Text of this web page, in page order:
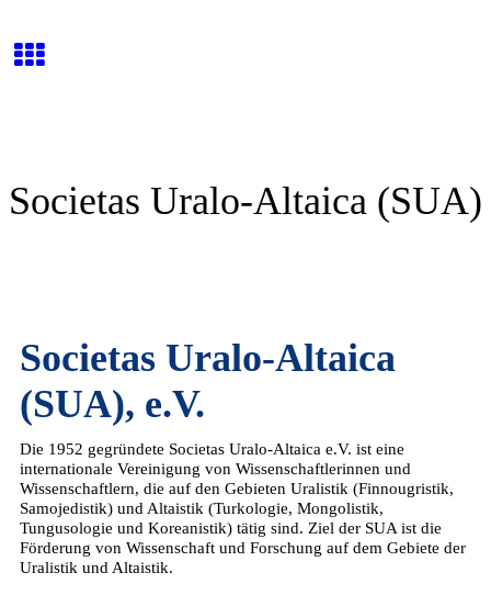
Societas Uralo-Altaica (SUA)
Societas Uralo-Altaica
(SUA), e.V.
Die 1952 gegründete Societas Uralo-Altaica e.V. ist eine
internationale Vereinigung von Wissenschaftlerinnen und
Wissenschaftlern, die auf den Gebieten Uralistik (Finnougristik,
Samojedistik) und Altaistik (Turkologie, Mongolistik,
Tungusologie und Koreanistik) tätig sind. Ziel der SUA ist die
Förderung von Wissenschaft und Forschung auf dem Gebiete der
Uralistik und Altaistik.